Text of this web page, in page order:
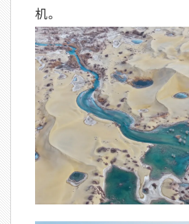
机。